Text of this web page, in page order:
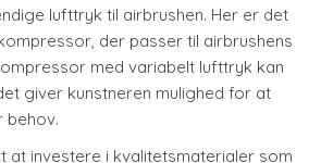
lufttryk til airbrushen. Her er det
der passer til airbrushens
med variabelt lufttryk kan
giver kunstneren mulighed for at
behov.
at investere i kvalitetsmaterialer som